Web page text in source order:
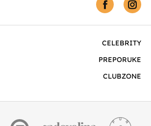
CELEBRITY
PREPORUKE
CLUBZONE